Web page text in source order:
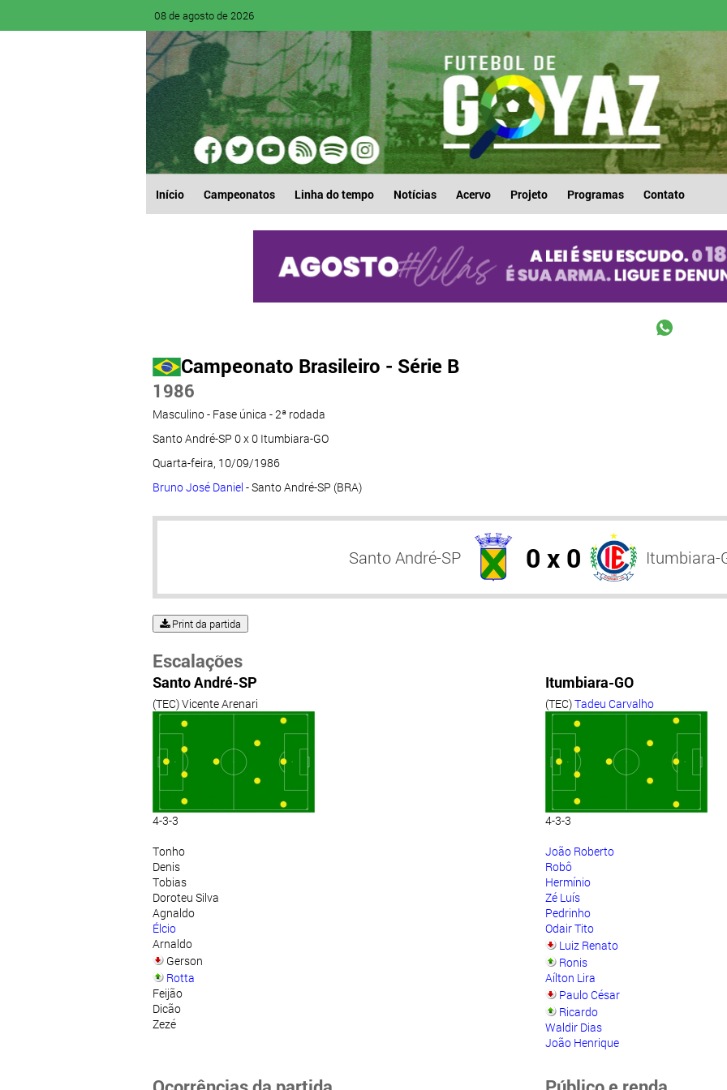
08 de agosto de 2026
Início Campeonatos Linha do tempo Notícias Acervo Projeto Programas Contato
Campeonato Brasileiro - Série B
1986
Masculino - Fase única - 2ª rodada
Santo André-SP 0 x 0 Itumbiara-GO
Quarta-feira, 10/09/1986
Bruno José Daniel - Santo André-SP (BRA)
Santo André-SP 0 x 0 Itumbiara-
Print da partida
Escalações
Santo André-SP
(TEC) Vicente Arenari
4-3-3
Tonho
Denis
Tobias
Doroteu Silva
Agnaldo
Élcio
Arnaldo
Gerson
Rotta
Feijão
Dicão
Zezé
Itumbiara-GO
(TEC)Tadeu Carvalho
4-3-3
João Roberto
Robô
Hermínio
Zé Luís
Pedrinho
Odair Tito
Luiz Renato
Ronis
Aílton Lira
Paulo César
Ricardo
Waldir Dias
João Henrique